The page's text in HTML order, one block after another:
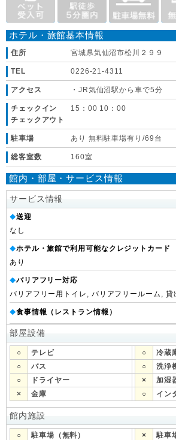
ホテル・旅館基本情報
住所 宮城県気仙沼市松川２９９
TEL 0226-21-4311
アクセス ・JR気仙沼駅から車で5分
チェックイン
チェックアウト
15：00 10：00
駐車場 あり 無料駐車場有り/69台
総客室数 160室
館内・部屋・サービス情報
サービス情報
◆送迎
なし
◆ホテル・旅館で利用可能なクレジットカード
あり
◆バリアフリー対応
バリアフリー用トイレ, バリアフリールーム, 貸
◆食事情報（レストラン情報）
部屋設備
○ テレビ ○
冷蔵
○
バス ○
洗浄
○
ドライヤー ×
加湿
×
金庫 ○ イン
館内施設
○ 駐車場（無料） ×
駐車